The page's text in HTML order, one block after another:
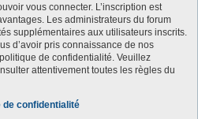
vous connecter. L’inscription est
Les administrateurs du forum
supplémentaires aux utilisateurs inscrits.
d’avoir pris connaissance de nos
de confidentialité. Veuillez
attentivement toutes les règles du
de confidentialité